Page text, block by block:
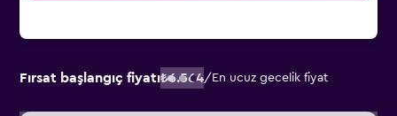
Fırsat başlangıç fiyatı₺6.564/ En ucuz gecelik fiyat